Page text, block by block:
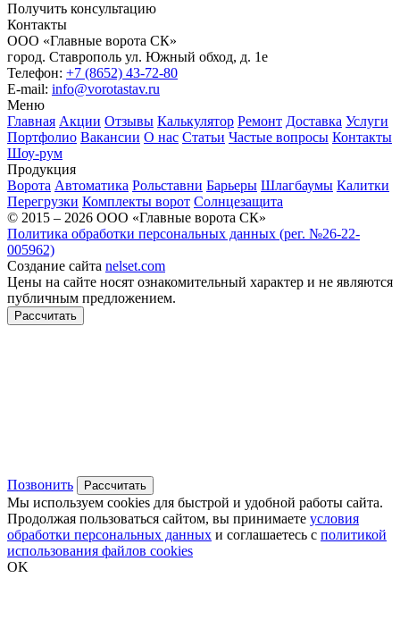
Получить консультацию
Контакты
ООО «Главные ворота СК»
город. Ставрополь ул. Южный обход, д. 1е
Телефон: +7 (8652) 43-72-80
E-mail: info@vorotastav.ru
Меню
Главная Акции Отзывы Калькулятор Ремонт Доставка Услуги
Портфолио Вакансии О нас Статьи Частые вопросы Контакты
Шоу-рум
Продукция
Ворота Автоматика Рольставни Барьеры Шлагбаумы Калитки
Перегрузки Комплекты ворот Солнцезащита
© 2015 – 2026 ООО «Главные ворота СК»
Политика обработки персональных данных (рег. №26-22-
005962)
Создание сайта nelset.com
Цены на сайте носят ознакомительный характер и не являются
публичным предложением.
Рассчитать
Позвонить Рассчитать
Мы используем cookies для быстрой и удобной работы сайта.
Продолжая пользоваться сайтом, вы принимаете условия
обработки персональных данных и соглашаетесь с политикой
использования файлов cookies
OK